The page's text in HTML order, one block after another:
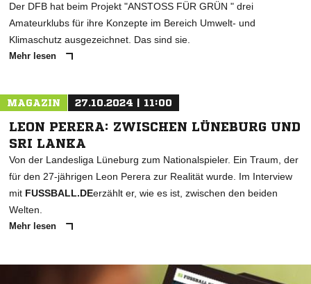
Der DFB hat beim Projekt "ANSTOSS FÜR GRÜN " drei
Amateurklubs für ihre Konzepte im Bereich Umwelt- und
Klimaschutz ausgezeichnet. Das sind sie.
Mehr lesen
MAGAZIN 27.10.2024 | 11:00
LEON PERERA: ZWISCHEN LÜNEBURG UND
SRI LANKA
Von der Landesliga Lüneburg zum Nationalspieler. Ein Traum, der
für den 27-jährigen Leon Perera zur Realität wurde. Im Interview
mit FUSSBALL.DEerzählt er, wie es ist, zwischen den beiden
Welten.
Mehr lesen